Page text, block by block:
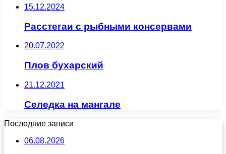
15.12.2024
Расстегаи с рыбными консервами
20.07.2022
Плов бухарский
21.12.2021
Селедка на мангале
Последние записи
06.08.2026